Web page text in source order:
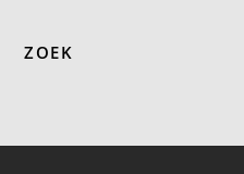
ZOEK